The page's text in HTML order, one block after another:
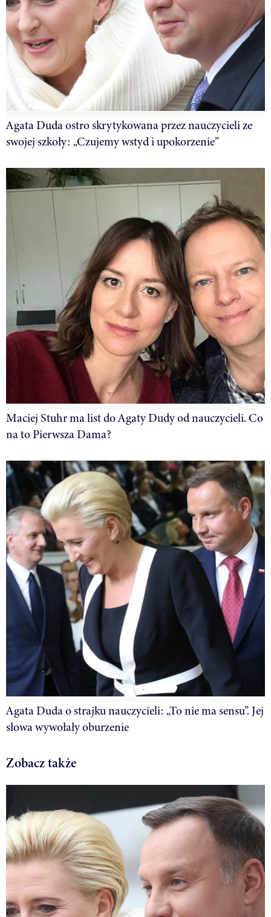
Agata Duda ostro skrytykowana przez nauczycieli ze
swojej szkoły: „Czujemy wstyd i upokorzenie”
Maciej Stuhr ma list do Agaty Dudy od nauczycieli. Co
na to Pierwsza Dama?
Agata Duda o strajku nauczycieli: „To nie ma sensu”. Jej
słowa wywołały oburzenie
Zobacz także